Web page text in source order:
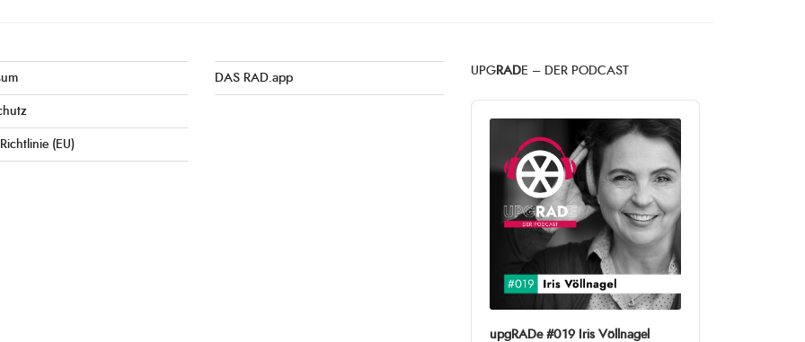
(EU)
DAS RAD.app
UPG RADE – DER PODCAST
Audio
Player
upgRADe #019 Iris Völlnagel